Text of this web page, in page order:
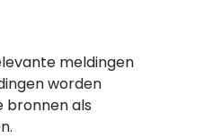
meldingen
worden
bronnen als